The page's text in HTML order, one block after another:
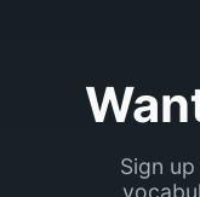
Sign